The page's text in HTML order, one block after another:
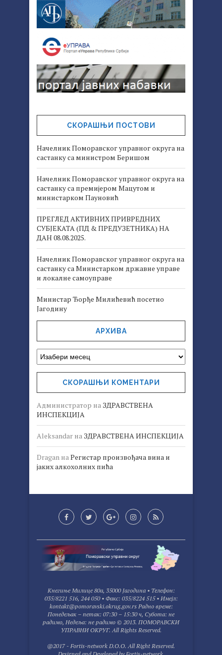
СКОРАШЊИ ПОСТОВИ
Начелник Поморавског управног округа на
састанку са министром Беришом
Начелник Поморавског управног округа на
састанку са премијером Мацутом и
министарком Пауновић
ПРЕГЛЕД АКТИВНИХ ПРИВРЕДНИХ
СУБЈЕКАТА (ПД & ПРЕДУЗЕТНИКА) НА
ДАН 08.08.2025.
Начелник Поморавског управног округа на
састанку са Министарком државне управе
и локалне самоуправе
Министар Ђорђе Милићевић посетио
Јагодину
АРХИВА
СКОРАШЊИ КОМЕНТАРИ
Администратор на ЗДРАВСТВЕНА
ИНСПЕКЦИЈА
Aleksandar на ЗДРАВСТВЕНА ИНСПЕКЦИЈА
Dragan наРегистар произвођача вина и
јаких алкохолних пића
Kнегиње Милице 80а, 35000 Јагодина • Tелефон:
035/8221 516, 244 050 • Факс: 035/8224 515 • Имејл:
kontakt@pomoravski.okrug.gov.rs Радно време:
Понедељак – петак: 07:30 – 15:30 ч, Субота: не
радимо, Недеља: не радимо © 2013. ПОМОРАВСКИ
УПРАВНИ ОКРУГ. All Rights Reserved.
@2017 - Fortis-network D.O.O. All Right Reserved.